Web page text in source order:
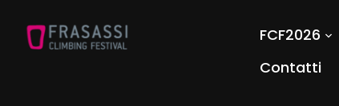
FCF2026
Contatti